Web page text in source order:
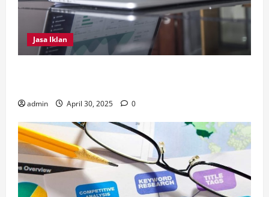
Jasa Iklan
admin April 30, 2025 0